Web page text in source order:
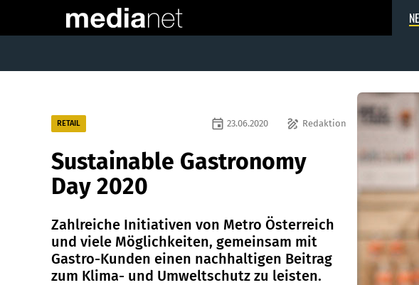
RETAIL draw Redaktion
event 23.06.2020
Sustainable Gastronomy
Day 2020
Zahlreiche Initiativen von Metro Österreich
und viele Möglichkeiten, gemeinsam mit
Gastro-Kunden einen nachhaltigen Beitrag
zum Klima- und Umweltschutz zu leisten.